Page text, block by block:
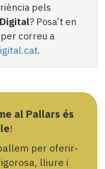
pels
? Posa’t en
correu a
.
al Pallars és
!
per oferir-
lliure i